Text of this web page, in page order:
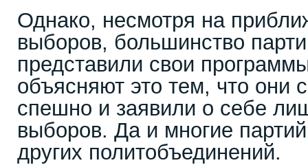
Однако, несмотря на
выборов, большинство
представили свои
объясняют это тем, что они
спешно и заявили о себе
выборов. Да и многие
других политобъединений.